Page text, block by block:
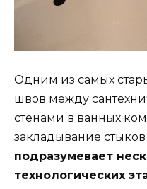
Одним из самых
швов между
стенами в ванных
закладывание
подразумевает
технологических